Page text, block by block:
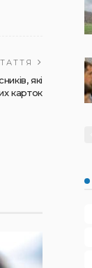
які
карток